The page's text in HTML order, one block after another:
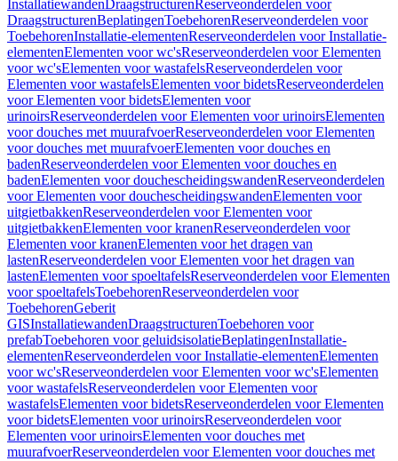
InstallatiewandenDraagstructurenReserveonderdelen voor
DraagstructurenBeplatingenToebehorenReserveonderdelen voor
ToebehorenInstallatie-elementenReserveonderdelen voor Installatie-
elementenElementen voor wc'sReserveonderdelen voor Elementen
voor wc'sElementen voor wastafelsReserveonderdelen voor
Elementen voor wastafelsElementen voor bidetsReserveonderdelen
voor Elementen voor bidetsElementen voor
urinoirsReserveonderdelen voor Elementen voor urinoirsElementen
voor douches met muurafvoerReserveonderdelen voor Elementen
voor douches met muurafvoerElementen voor douches en
badenReserveonderdelen voor Elementen voor douches en
badenElementen voor douchescheidingswandenReserveonderdelen
voor Elementen voor douchescheidingswandenElementen voor
uitgietbakkenReserveonderdelen voor Elementen voor
uitgietbakkenElementen voor kranenReserveonderdelen voor
Elementen voor kranenElementen voor het dragen van
lastenReserveonderdelen voor Elementen voor het dragen van
lastenElementen voor spoeltafelsReserveonderdelen voor Elementen
voor spoeltafelsToebehorenReserveonderdelen voor
ToebehorenGeberit
GISInstallatiewandenDraagstructurenToebehoren voor
prefabToebehoren voor geluidsisolatieBeplatingenInstallatie-
elementenReserveonderdelen voor Installatie-elementenElementen
voor wc'sReserveonderdelen voor Elementen voor wc'sElementen
voor wastafelsReserveonderdelen voor Elementen voor
wastafelsElementen voor bidetsReserveonderdelen voor Elementen
voor bidetsElementen voor urinoirsReserveonderdelen voor
Elementen voor urinoirsElementen voor douches met
muurafvoerReserveonderdelen voor Elementen voor douches met